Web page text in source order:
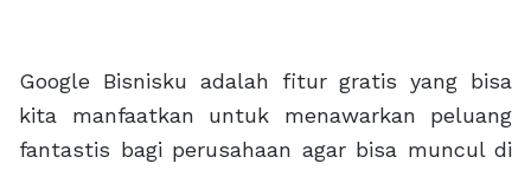
Google Bisnisku adalah fitur gratis yang bisa
kita manfaatkan untuk menawarkan peluang
fantastis bagi perusahaan agar bisa muncul di